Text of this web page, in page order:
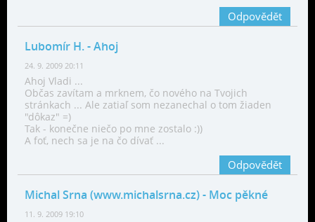
Odpovědět
Lubomír H.- Ahoj
24. 9. 2009 20:11
Ahoj Vladi ...
Občas zavítam a mrknem, čo nového na Tvojich
stránkach ... Ale zatiaľ som nezanechal o tom žiaden
"dôkaz" =)
Tak - konečne niečo po mne zostalo :))
A foť, nech sa je na čo dívať ...
Odpovědět
Michal Srna (www.michalsrna.cz)- Moc pěkné
11. 9. 2009 19:10